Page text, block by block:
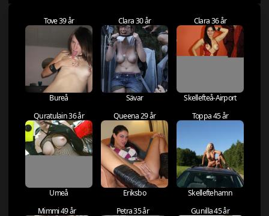
Tove 39 år
Bureå
Clara 30 år
Sävar
Clara 36 år
Skellefteå-Airport
Quratulain 36 år
Umeå
Queena 29 år
Eriksbo
Toppa 45 år
Skelleftehamn
Mimmi 49 år
Petra 35 år Gunilla 45 år